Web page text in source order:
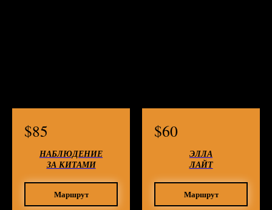
$85
НАБЛЮДЕНИЕ
ЗА КИТАМИ
Маршрут
$60
ЭЛЛА
ЛАЙТ
Маршрут